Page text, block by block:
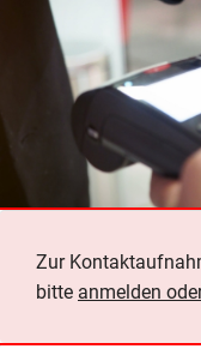
Zur
bitte anmelden